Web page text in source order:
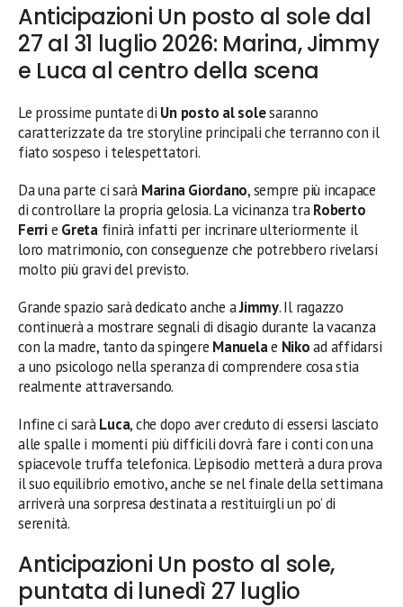
Anticipazioni Un posto al sole dal
27 al 31 luglio 2026: Marina, Jimmy
e Luca al centro della scena
Le prossime puntate di Un posto al solesaranno
caratterizzate da tre storyline principali che terranno con il
fiato sospeso i telespettatori.
Da una parte ci sarà Marina Giordano, sempre più incapace
di controllare la propria gelosia. La vicinanza traRoberto
Ferrie Gretafinirà infatti per incrinare ulteriormente il
loro matrimonio, con conseguenze che potrebbero rivelarsi
molto più gravi del previsto.
Grande spazio sarà dedicato anche aJimmy. Il ragazzo
continuerà a mostrare segnali di disagio durante la vacanza
con la madre, tanto da spingere Manuelae Nikoad affidarsi
a uno psicologo nella speranza di comprendere cosa stia
realmente attraversando.
Infine ci saràLuca, che dopo aver creduto di essersi lasciato
alle spalle i momenti più difficili dovrà fare i conti con una
spiacevole truffa telefonica. L’episodio metterà a dura prova
il suo equilibrio emotivo, anche se nel finale della settimana
arriverà una sorpresa destinata a restituirgli un po’ di
serenità.
Anticipazioni Un posto al sole,
puntata di lunedì 27 luglio